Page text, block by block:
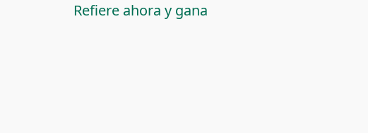
Refiere ahora y gana